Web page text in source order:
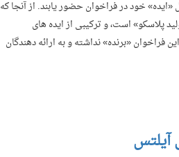
خود در فراخوان حضور یابند. از آنجا که
پلاسکو» است، و ترکیبی از ایده­ های
فراخوان «برنده» نداشته و به ارائه­ دهندگان